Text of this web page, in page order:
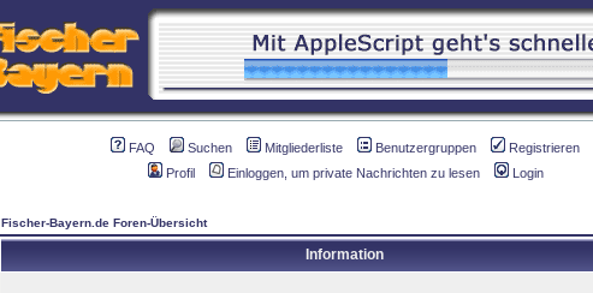
FAQ Suchen Mitgliederliste Benutzergruppen
Registrieren
Profil
Einloggen, um private Nachrichten zu lesen Login
Fischer-Bayern.de Foren-Übersicht
Information